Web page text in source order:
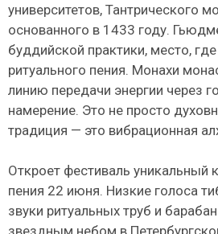
университетов, Тантрического
основанного в 1433 году.
буддийской практики, место,
ритуального пения. Монахи
линию передачи энергии через
намерение. Это не просто
традиция — это вибрационная
Откроет фестиваль уникальный
пения 22 июня. Низкие голоса
звуки ритуальных труб и